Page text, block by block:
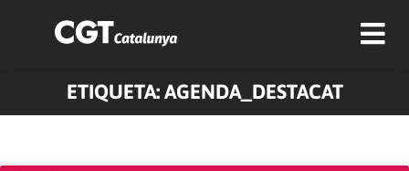
ETIQUETA: AGENDA_DESTACAT